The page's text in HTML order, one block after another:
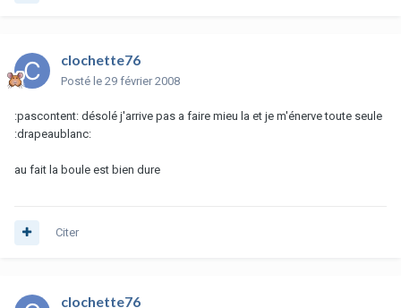
clochette76
Posté le 29 février 2008
:pascontent: désolé j'arrive pas a faire mieu la et je m'énerve toute seule
:drapeaublanc:
au fait la boule est bien dure
Citer
clochette76